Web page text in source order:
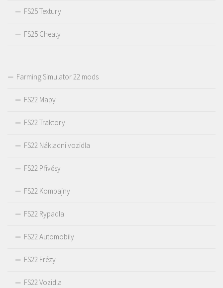
FS25 Textury
FS25 Cheaty
Farming Simulator 22 mods
FS22 Mapy
FS22 Traktory
FS22 Nákladní vozidla
FS22 Přívěsy
FS22 Kombajny
FS22 Rypadla
FS22 Automobily
FS22 Frézy
FS22 Vozidla